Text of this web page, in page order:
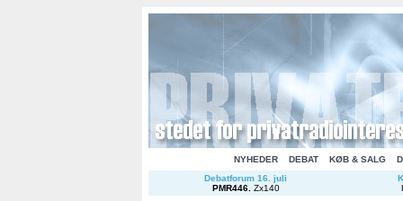
NYHEDER DEBAT KØB & SALG
Debatforum 16. juli
PMR446. Zx140